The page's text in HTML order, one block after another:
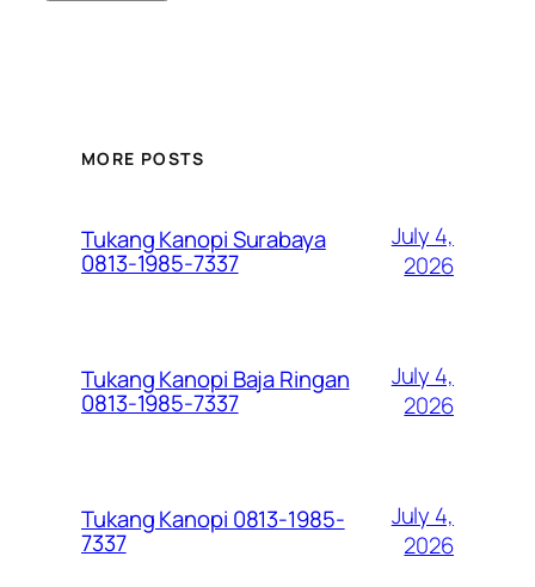
MORE POSTS
Tukang Kanopi Surabaya
0813-1985-7337
July 4,
2026
Tukang Kanopi Baja Ringan
0813-1985-7337
July 4,
2026
Tukang Kanopi 0813-1985-
7337
July 4,
2026